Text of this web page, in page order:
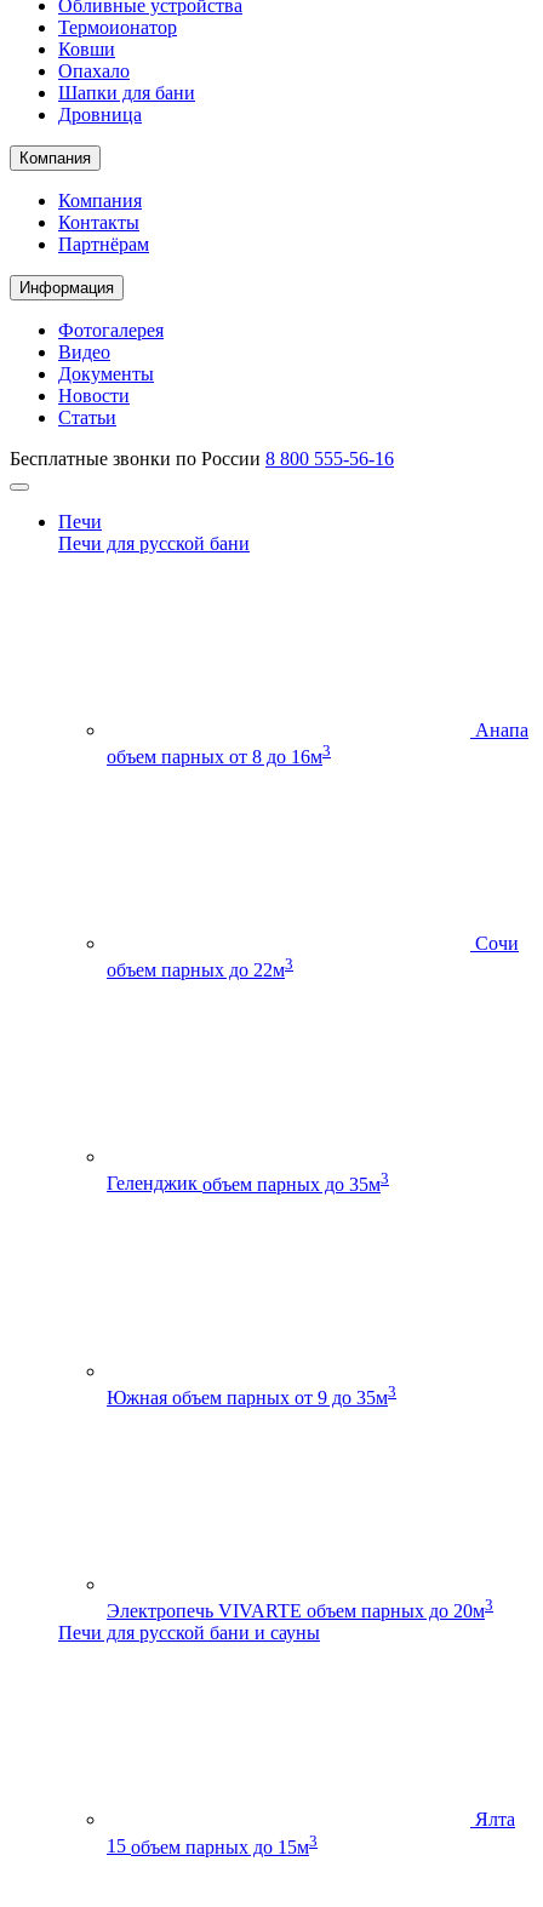
Обливные устройства
Термоионатор
Ковши
Опахало
Шапки для бани
Дровница
Компания
Компания
Контакты
Партнёрам
Информация
Фотогалерея
Видео
Документы
Новости
Статьи
Бесплатные звонки по России 8 800 555-56-16
Печи
Печи для русской бани
Анапа
объем парных от 8 до 16м3
Сочи
объем парных до 22м3
Геленджик объем парных до 35м3
Южная объем парных от 9 до 35м3
Электропечь VIVARTE объем парных до 20м3
Печи для русской бани и сауны
Ялта
15 объем парных до 15м3